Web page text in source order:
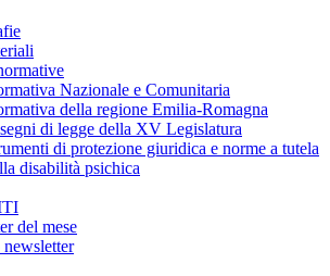
Nazionale e Comunitaria
della regione Emilia-Romagna
di legge della XV Legislatura
di protezione giuridica e norme a tutela
disabilità psichica
del mese